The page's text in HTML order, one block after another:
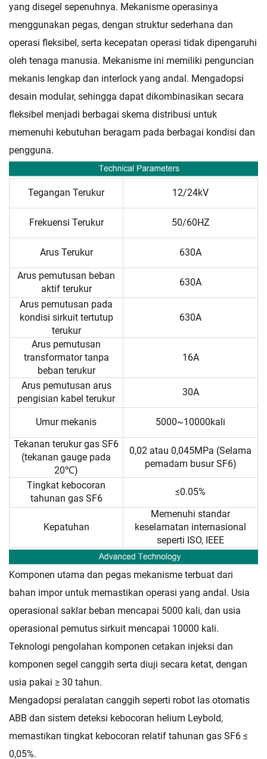
yang disegel sepenuhnya. Mekanisme operasinya
menggunakan pegas, dengan struktur sederhana dan
operasi fleksibel, serta kecepatan operasi tidak dipengaruhi
oleh tenaga manusia. Mekanisme ini memiliki penguncian
mekanis lengkap dan interlock yang andal. Mengadopsi
desain modular, sehingga dapat dikombinasikan secara
fleksibel menjadi berbagai skema distribusi untuk
memenuhi kebutuhan beragam pada berbagai kondisi dan
pengguna.
Tegangan Terukur 12/24kV
Frekuensi Terukur 50/60HZ
Arus Terukur 630A
Arus pemutusan beban
aktif terukur
630A
Arus pemutusan pada
kondisi sirkuit tertutup
terukur
630A
Arus pemutusan
transformator tanpa
beban terukur
16A
Arus pemutusan arus
pengisian kabel terukur
30A
Umur mekanis
5000~10000kali
Tekanan terukur gas SF6
(tekanan gauge pada
20℃)
0,02 atau 0,045MPa (Selama
pemadam busur SF6)
Tingkat kebocoran
tahunan gas SF6
≤0.05%
Kepatuhan
Memenuhi standar
keselamatan internasional
seperti ISO, IEEE
Komponen utama dan pegas mekanisme terbuat dari
bahan impor untuk memastikan operasi yang andal. Usia
operasional saklar beban mencapai 5000 kali, dan usia
operasional pemutus sirkuit mencapai 10000 kali.
Teknologi pengolahan komponen cetakan injeksi dan
komponen segel canggih serta diuji secara ketat, dengan
usia pakai ≥ 30 tahun.
Mengadopsi peralatan canggih seperti robot las otomatis
ABB dan sistem deteksi kebocoran helium Leybold,
memastikan tingkat kebocoran relatif tahunan gas SF6 ≤
0,05%.